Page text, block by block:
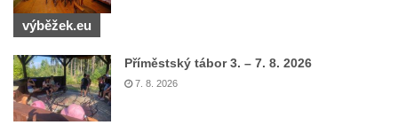
náměstí v Českých Budějovicích
Českých Budějovicích
Pomník Vojtěcha Adalberta Lanny v parku
Na Sadech v Českých Budějovicích
výběžek.eu
Příměstský tábor 3. – 7. 8. 2026
7. 8. 2026